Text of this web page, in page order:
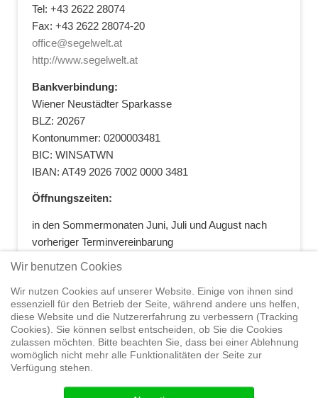
Tel: +43 2622 28074
Fax: +43 2622 28074-20
office@segelwelt.at
http://www.segelwelt.at
Bankverbindung:
Wiener Neustädter Sparkasse
BLZ: 20267
Kontonummer: 0200003481
BIC: WINSATWN
IBAN: AT49 2026 7002 0000 3481
Öffnungszeiten:
in den Sommermonaten Juni, Juli und August nach
vorheriger Terminvereinbarung
Home Shop Trainings Segeltörns Service
Elvstrøm
Sails Yachthandel Sicherheit auf
See
Seminare
Wir benutzen Cookies
Wir nutzen Cookies auf unserer Website. Einige von ihnen sind
essenziell für den Betrieb der Seite, während andere uns helfen,
diese Website und die Nutzererfahrung zu verbessern (Tracking
Cookies). Sie können selbst entscheiden, ob Sie die Cookies
zulassen möchten. Bitte beachten Sie, dass bei einer Ablehnung
womöglich nicht mehr alle Funktionalitäten der Seite zur
Verfügung stehen.